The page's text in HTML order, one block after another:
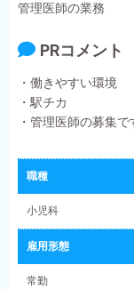
管理医師の業務
PRコメント
・働きやすい環境
・駅チカ
・管理医師の募集で
職種
小児科
雇用形態
常勤